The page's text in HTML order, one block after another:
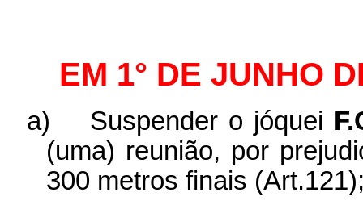
EM 1° DE JUNHO
a) Suspender o jóquei
(uma) reunião, por
300 metros finais